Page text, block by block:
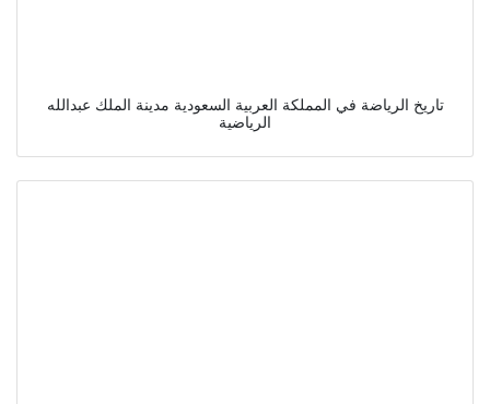
تاريخ الرياضة في المملكة العربية السعودية مدينة الملك عبدالله
الرياضية